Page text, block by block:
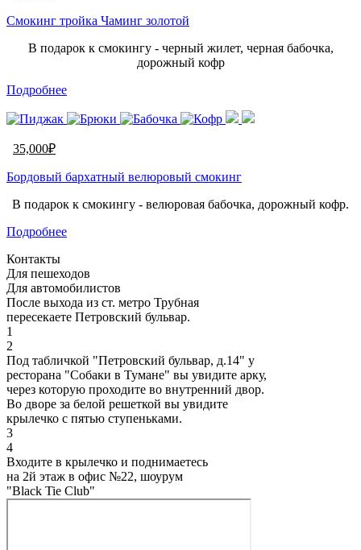
Смокинг тройка Чаминг золотой
В подарок к смокингу - черный жилет, черная бабочка,
дорожный кофр
Подробнее
35,000₽
Бордовый бархатный велюровый смокинг
В подарок к смокингу - велюровая бабочка, дорожный кофр.
Подробнее
Контакты
Для пешеходов
Для автомобилистов
После выхода из ст. метро Трубная
пересекаете Петровский бульвар.
1
2
Под табличкой "Петровский бульвар, д.14" у
ресторана "Собаки в Тумане" вы увидите арку,
через которую проходите во внутренний двор.
Во дворе за белой решеткой вы увидите
крылечко с пятью ступеньками.
3
4
Входите в крылечко и поднимаетесь
на 2й этаж в офис №22, шоурум
"Black Tie Club"